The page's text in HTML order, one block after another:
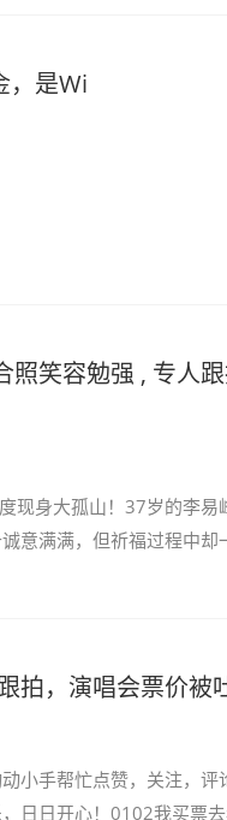
，是Wi
照笑容勉强 , 专人
现身大孤山！37岁的李易
意满满，但祈福过程中却
拍，演唱会票价被
小手帮忙点赞，关注，评
日日开心！0102我买票